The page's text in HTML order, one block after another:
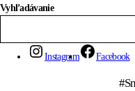
Vyhľadávanie
Instagram Facebook